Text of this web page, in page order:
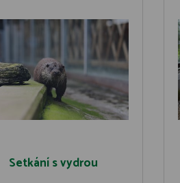
Setkání s vydrou